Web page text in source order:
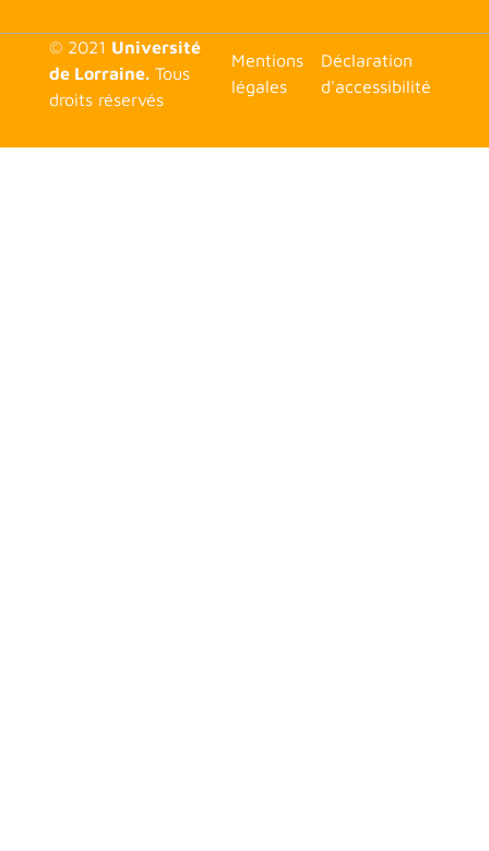
© 2021 Université
de Lorraine.Tous
droits réservés
<none>
Mentions
légales
Déclaration
d'accessibilité